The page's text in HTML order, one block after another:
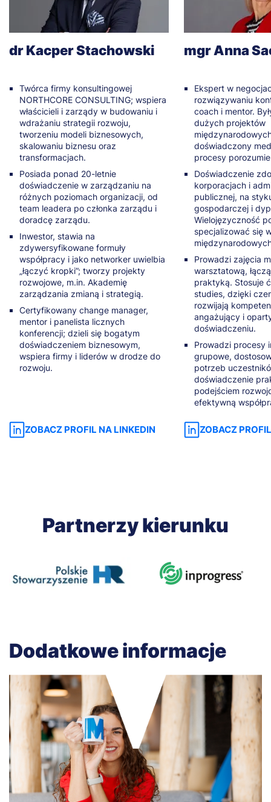
dr Kacper Stachowski
Twórca firmy konsultingowej
NORTHCORE CONSULTING; wspiera
właścicieli i zarządy w budowaniu i
wdrażaniu strategii rozwoju,
tworzeniu modeli biznesowych,
skalowaniu biznesu oraz
transformacjach.
Posiada ponad 20-letnie
doświadczenie w zarządzaniu na
różnych poziomach organizacji, od
team leadera po członka zarządu i
doradcę zarządu.
Inwestor, stawia na
zdywersyfikowane formuły
współpracy i jako networker uwielbia
„łączyć kropki”; tworzy projekty
rozwojowe, m.in. Akademię
zarządzania zmianą i strategią.
Certyfikowany change manager,
mentor i panelista licznych
konferencji; dzieli się bogatym
doświadczeniem biznesowym,
wspiera firmy i liderów w drodze do
rozwoju.
ZOBACZ PROFIL NA LINKEDIN
mgr Anna
Ekspert w
rozwiązywaniu
coach i mentor.
dużych projektów
doświadczony
procesy
Doświadczenie
korporacjach i
publicznej, na
gospodarczej i
Wielojęzyczność
specjalizować się
Prowadzi zajęcia
warsztatową,
praktyką. Stosuje
studies, dzięki
rozwijają
angażujący i
doświadczeniu.
Prowadzi procesy
grupowe,
potrzeb
doświadczenie
podejściem
efektywną
ZOBACZ
Partnerzy kierunku
Dodatkowe informacje